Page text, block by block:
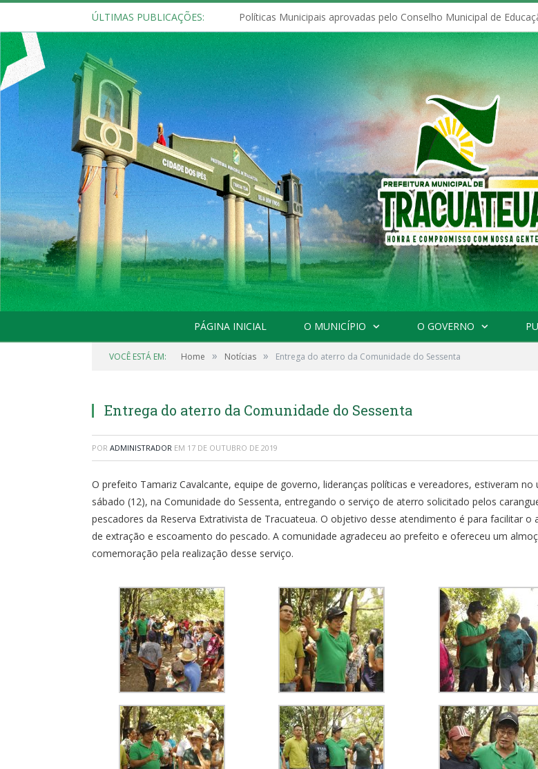
ÚLTIMAS PUBLICAÇÕES:
PÁGINA INICIAL O MUNICÍPIO O GOVERNO
VOCÊ ESTÁ EM: Home » Notícias » Entrega do aterro da Comunidade do Sessenta
Entrega do aterro da Comunidade do Sessenta
POR ADMINISTRADOR EM 17 DE OUTUBRO DE 2019
O prefeito Tamariz Cavalcante, equipe de governo, lideranças políticas e vereadores, estiveram no
sábado (12), na Comunidade do Sessenta, entregando o serviço de aterro solicitado pelos
pescadores da Reserva Extrativista de Tracuateua. O objetivo desse atendimento é para facilitar o
de extração e escoamento do pescado. A comunidade agradeceu ao prefeito e ofereceu um
comemoração pela realização desse serviço.